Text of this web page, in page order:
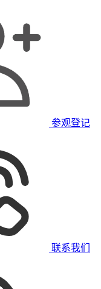
参观登记
联系我们